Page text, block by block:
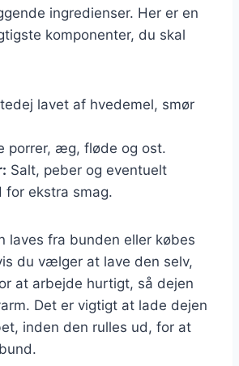
ingredienser. Her er en
komponenter, du skal
lavet af hvedemel, smør
porrer, æg, fløde og ost.
Salt, peber og eventuelt
for ekstra smag.
laves fra bunden eller købes
du vælger at lave den selv,
at arbejde hurtigt, så dejen
Det er vigtigt at lade dejen
inden den rulles ud, for at